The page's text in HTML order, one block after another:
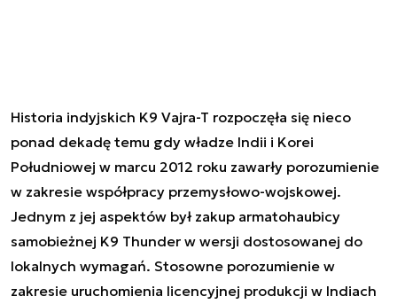
Historia indyjskich K9 Vajra-T rozpoczęła się nieco
ponad dekadę temu gdy władze Indii i Korei
Południowej w marcu 2012 roku zawarły porozumienie
w zakresie współpracy przemysłowo-wojskowej.
Jednym z jej aspektów był zakup armatohaubicy
samobieżnej K9 Thunder w wersji dostosowanej do
lokalnych wymagań. Stosowne porozumienie w
zakresie uruchomienia licencyjnej produkcji w Indiach